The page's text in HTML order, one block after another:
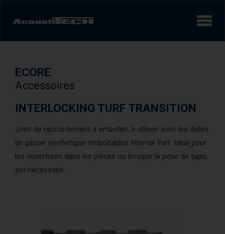
Services et solutions
Apprendre
Vidéos
Réalisations/Études de cas
AcoustiCONDO Où acheter
ECORE
Accessoires
INTERLOCKING TURF TRANSITION
Joint de raccordement à emboîter, à utiliser avec les dalles
de gazon synthétique emboîtables Interval Turf. Idéal pour
les ouvertures dans les pièces ou lorsque la pose de tapis
est nécessaire.